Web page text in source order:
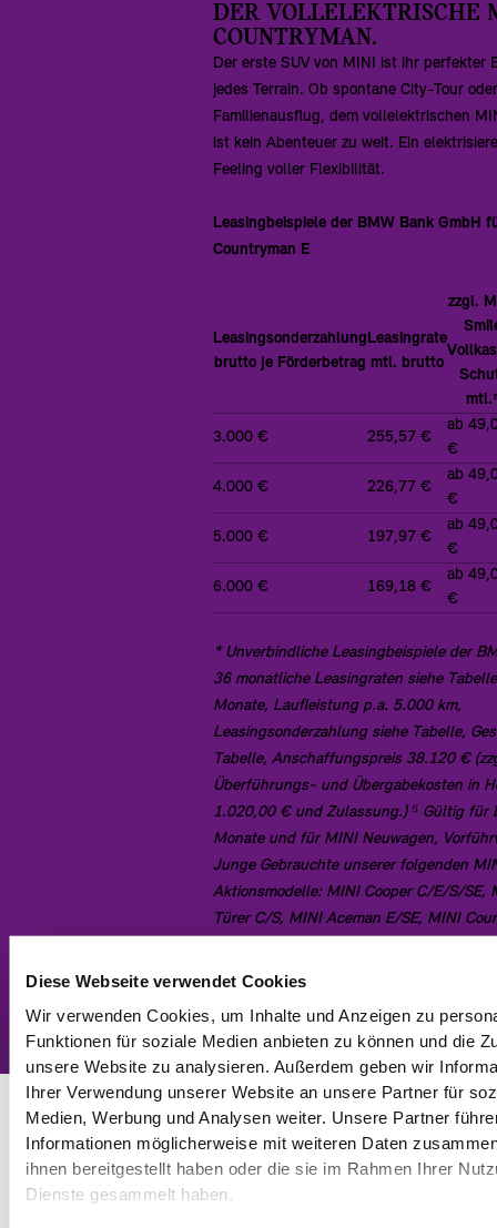
Diese Webseite verwendet Cookies
Wir verwenden Cookies, um Inhalte und Anzeigen zu
Funktionen für soziale Medien anbieten zu können und die
unsere Website zu analysieren. Außerdem geben wir
Ihrer Verwendung unserer Website an unsere Partner für
Medien, Werbung und Analysen weiter. Unsere Partner
Informationen möglicherweise mit weiteren Daten
ihnen bereitgestellt haben oder die sie im Rahmen Ihrer
Dienste gesammelt haben.
DER VOLLELEKTRISCHE
COUNTRYMAN.
Der erste SUV von MINI ist ihr perfekter
jedes Terrain. Ob spontane City-Tour oder
Familienausflug, dem vollelektrischen
ist kein Abenteuer zu weit. Ein
Feeling voller Flexibilität.
Leasingbeispiele der BMW Bank GmbH
Countryman E
Leasingsonderzahlung
brutto je Förderbetrag
Leasingrate
mtl. brutto
zzgl.
3.000 € 255,57 €
ab
€
4.000 € 226,77 €
ab
€
5.000 € 197,97 €
ab
€
6.000 € 169,18 €
ab
€
* Unverbindliche Leasingbeispiele der
36 monatliche Leasingraten siehe
Monate, Laufleistung p.a. 5.000 km,
Leasingsonderzahlung siehe Tabelle,
Tabelle, Anschaffungspreis 38.120 €
Überführungs- und Übergabekosten in
1.020,00 € und Zulassung.) ⁵ Gültig für
Monate und für MINI Neuwagen,
Junge Gebrauchte unserer folgenden
Aktionsmodelle: MINI Cooper C/E/S/SE,
Türer C/S, MINI Aceman E/SE, MINI
Angebot einholen
FÖRDERBEDINGUNGEN UND -
KONDITIONEN.⁠²
Mit dem neuen Förderprogramm des Bundes wird der Einstieg in die